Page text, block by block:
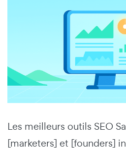
Les meilleurs outils SEO
[marketers] et [founders]